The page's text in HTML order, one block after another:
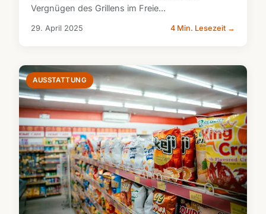
Vergnügen des Grillens im Freie...
29. April 2025 4 Min. Lesezeit →
AUSSTATTUNG